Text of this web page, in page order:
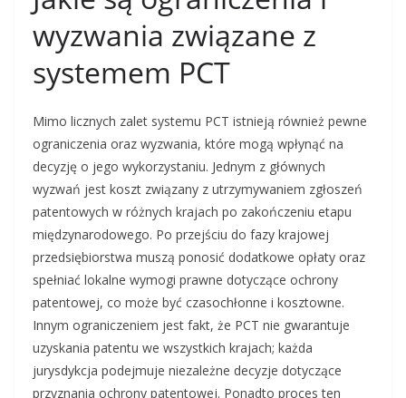
wyzwania związane z
systemem PCT
Mimo licznych zalet systemu PCT istnieją również pewne
ograniczenia oraz wyzwania, które mogą wpłynąć na
decyzję o jego wykorzystaniu. Jednym z głównych
wyzwań jest koszt związany z utrzymywaniem zgłoszeń
patentowych w różnych krajach po zakończeniu etapu
międzynarodowego. Po przejściu do fazy krajowej
przedsiębiorstwa muszą ponosić dodatkowe opłaty oraz
spełniać lokalne wymogi prawne dotyczące ochrony
patentowej, co może być czasochłonne i kosztowne.
Innym ograniczeniem jest fakt, że PCT nie gwarantuje
uzyskania patentu we wszystkich krajach; każda
jurysdykcja podejmuje niezależne decyzje dotyczące
przyznania ochrony patentowej. Ponadto proces ten